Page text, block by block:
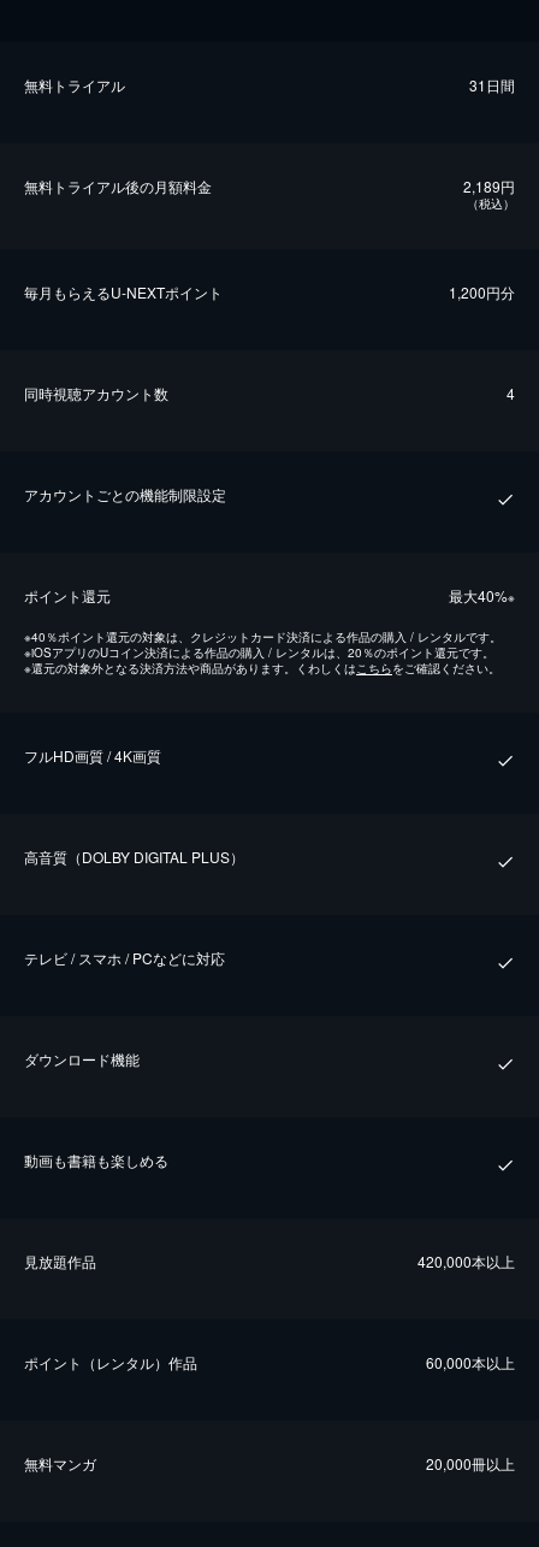
無料トライアル 31日間
無料トライアル後の⽉額料金 2,189円
（税込）
毎⽉もらえるU-NEXTポイント 1,200円分
同時視聴アカウント数 4
アカウントごとの機能制限設定
ポイント還元 最⼤40%※
※40％ポイント還元の対象は、クレジットカード決済による作品の購入 / レンタルです。
※iOSアプリのUコイン決済による作品の購入 / レンタルは、20％のポイント還元です。
※還元の対象外となる決済方法や商品があります。くわしくは こちらをご確認ください。
フルHD画質 / 4K画質
⾼⾳質（DOLBY DIGITAL PLUS）
テレビ / スマホ / PCなどに対応
ダウンロード機能
動画も書籍も楽しめる
⾒放題作品 420,000本以上
ポイント（レンタル）作品 60,000本以上
無料マンガ 20,000冊以上